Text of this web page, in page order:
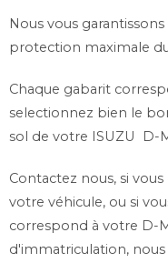
Nous vous
protection maximale
Chaque gabarit
selectionnez bien le
sol de votre ISUZU D-
Contactez nous, si
votre véhicule, ou si
correspond à votre D-
d'immatriculation,